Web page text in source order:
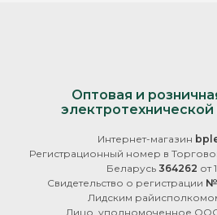
Оптовая и
Интернет-магазин
Регистрационный номер в
Беларусь 364262 от
Свидетельство о регистрации
Лидским
Лицо, уполномоченное